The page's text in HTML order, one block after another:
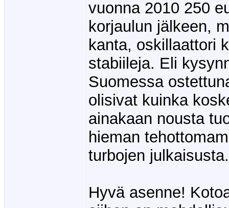
vuonna 2010 250
korjaulun jälkeen,
kanta, oskillaattori
stabiileja. Eli
Suomessa
olisivat kuinka
ainakaan nousta
hieman
turbojen julkaisusta.
Hyvä asenne!